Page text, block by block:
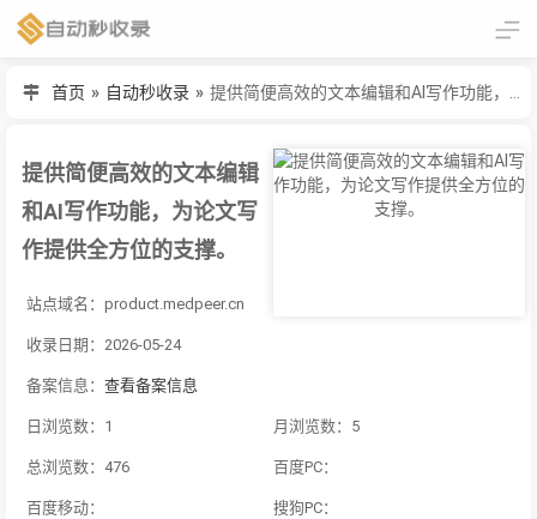
首页 » 自动秒收录 »
提供简便高效的文本编辑
和AI写作功能，为论文写
作提供全方位的支撑。
站点域名：product.medpeer.cn
收录日期：2026-05-24
备案信息： 查看备案信息
日浏览数：1 月浏览数：5
总浏览数：476 百度PC：
百度移动： 搜狗PC：